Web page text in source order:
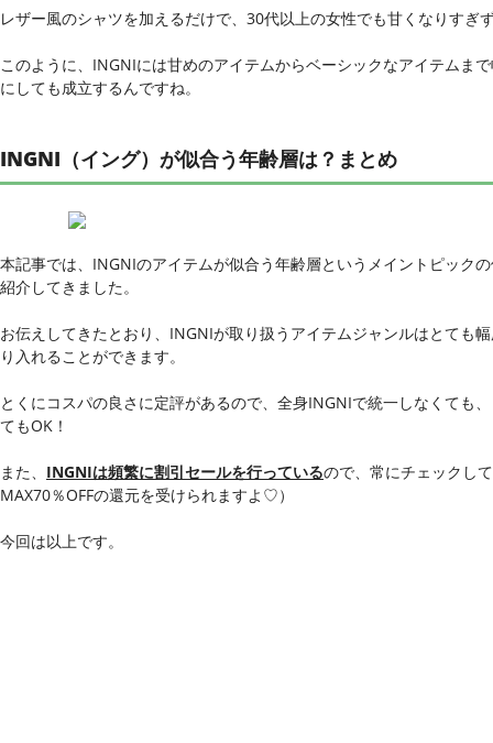
レザー風のシャツを加えるだけで、30代以上の女性でも甘くなりすぎ
このように、INGNIには甘めのアイテムからベーシックなアイテムま
にしても成立するんですね。
INGNI（イング）が似合う年齢層は？まとめ
本記事では、INGNIのアイテムが似合う年齢層というメイントピック
紹介してきました。
お伝えしてきたとおり、INGNIが取り扱うアイテムジャンルはとても
り入れることができます。
とくにコスパの良さに定評があるので、全身INGNIで統一しなくても
てもOK！
また、 INGNIは頻繁に割引セールを行っているので、常にチェックし
MAX70％OFFの還元を受けられますよ♡）
今回は以上です。